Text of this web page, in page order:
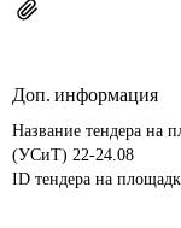
Доп. информация
Название тендера на
(УСиТ) 22-24.08
ID тендера на